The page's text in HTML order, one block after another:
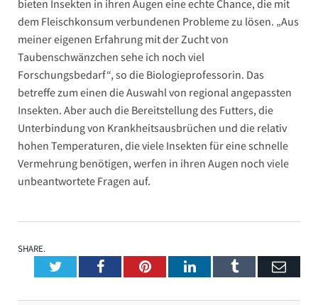
bieten Insekten in ihren Augen eine echte Chance, die mit
dem Fleischkonsum verbundenen Probleme zu lösen. „Aus
meiner eigenen Erfahrung mit der Zucht von
Taubenschwänzchen sehe ich noch viel
Forschungsbedarf“, so die Biologieprofessorin. Das
betreffe zum einen die Auswahl von regional angepassten
Insekten. Aber auch die Bereitstellung des Futters, die
Unterbindung von Krankheitsausbrüchen und die relativ
hohen Temperaturen, die viele Insekten für eine schnelle
Vermehrung benötigen, werfen in ihren Augen noch viele
unbeantwortete Fragen auf.
SHARE.
TwitterFacebookPinterestLinkedInTumblr